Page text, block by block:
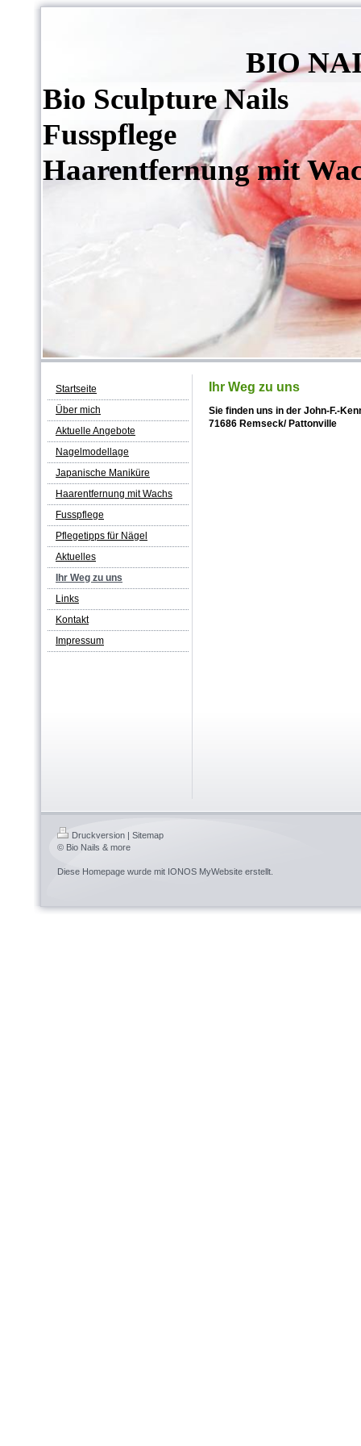
BIO NAILS
Bio Sculpture Nails
Fusspflege
Haarentfernung mit
Startseite
Über mich
Aktuelle Angebote
Nagelmodellage
Japanische Maniküre
Haarentfernung mit Wachs
Fusspflege
Pflegetipps für Nägel
Aktuelles
Ihr Weg zu uns
Links
Kontakt
Impressum
Ihr Weg zu uns
Sie finden uns in der John-F.-
71686 Remseck/ Pattonville
Druckversion | Sitemap
© Bio Nails & more
Diese Homepage wurde mit IONOS MyWebsite erstellt.